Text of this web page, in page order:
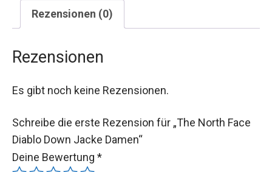
Rezensionen (0)
Rezensionen
Es gibt noch keine Rezensionen.
Schreibe die erste Rezension für „The North Face
Diablo Down Jacke Damen“
Deine Bewertung *